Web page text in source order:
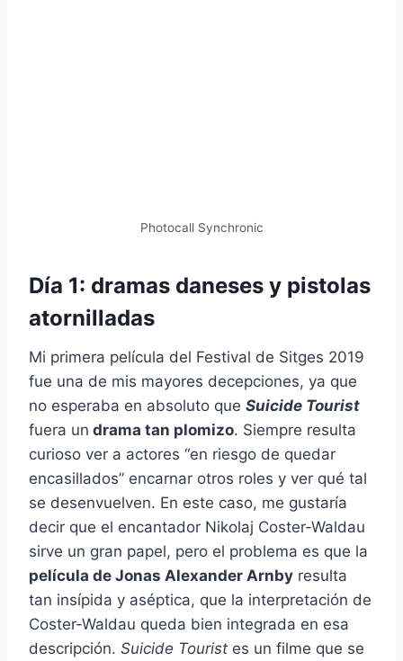
Photocall Synchronic
Día 1: dramas daneses y pistolas
atornilladas
Mi primera película del Festival de Sitges 2019
fue una de mis mayores decepciones, ya que
no esperaba en absoluto que Suicide Tourist
fuera un drama tan plomizo. Siempre resulta
curioso ver a actores “en riesgo de quedar
encasillados” encarnar otros roles y ver qué tal
se desenvuelven. En este caso, me gustaría
decir que el encantador Nikolaj Coster-Waldau
sirve un gran papel, pero el problema es que la
película de Jonas Alexander Arnby resulta
tan insípida y aséptica, que la interpretación de
Coster-Waldau queda bien integrada en esa
descripción. Suicide Tourist es un filme que se